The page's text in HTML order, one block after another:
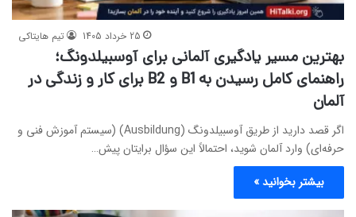
تیم هایتاکی 25 خرداد 1405
بهترین مسیر یادگیری آلمانی برای آوسبیلدونگ؛
راهنمای کامل رسیدن به B1 و B2 برای کار و زندگی در
آلمان
اگر قصد دارید از طریق آوسبیلدونگ (Ausbildung) (سیستم آموزش فنی و
حرفه‌ای) وارد آلمان شوید، احتمالاً این سؤال برایتان پیش…
بیشتر بخوانید »